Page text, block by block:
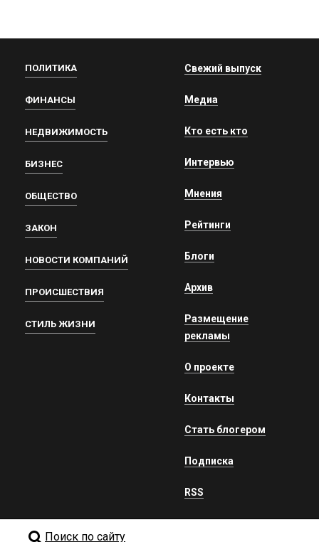
ПОЛИТИКА
ФИНАНСЫ
НЕДВИЖИМОСТЬ
БИЗНЕС
ОБЩЕСТВО
ЗАКОН
НОВОСТИ КОМПАНИЙ
ПРОИСШЕСТВИЯ
СТИЛЬ ЖИЗНИ
Свежий выпуск
Медиа
Кто есть кто
Интервью
Мнения
Рейтинги
Блоги
Архив
Размещение
рекламы
О проекте
Контакты
Стать блогером
Подписка
RSS
Поиск по сайту